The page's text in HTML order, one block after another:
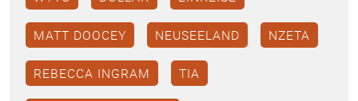
MATT DOOCEY NEUSEELAND NZETA
REBECCA INGRAM TIA